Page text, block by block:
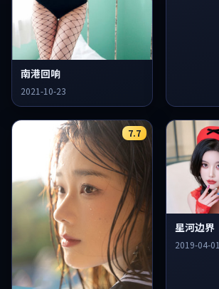
南港回响
2021-10-23
7.7
星河边界
2019-04-01